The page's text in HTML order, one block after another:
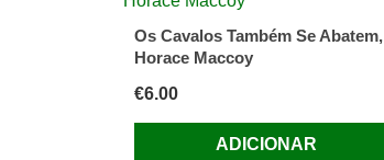
Os Cavalos Também Se Abatem,
Horace Maccoy
€6.00
ADICIONAR